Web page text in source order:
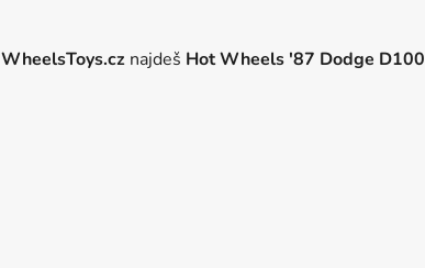
WheelsToys.cz najdeš Hot Wheels '87 Dodge D100